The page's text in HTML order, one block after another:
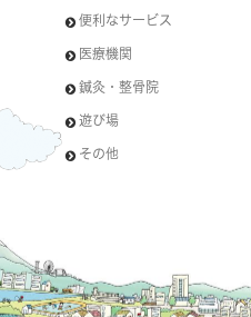
便利なサービス
医療機関
鍼灸・整骨院
遊び場
その他